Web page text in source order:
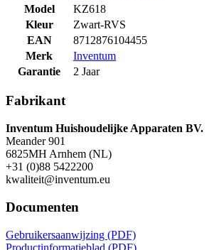
Model
KZ618
Kleur
Zwart-RVS
EAN
8712876104455
Merk
Inventum
Garantie
2 Jaar
Fabrikant
Inventum Huishoudelijke Apparaten BV.
Meander 901
6825MH Arnhem (NL)
+31 (0)88 5422200
kwaliteit@inventum.eu
Documenten
Gebruikersaanwijzing (PDF)
Productinformatieblad (PDF)